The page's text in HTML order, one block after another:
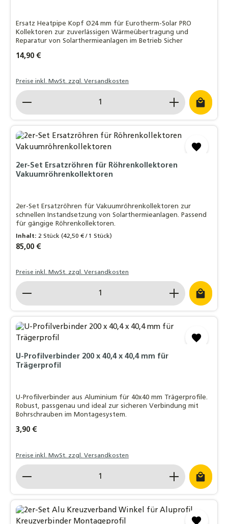
Ersatz Heatpipe Kopf Ø24 mm für Eurotherm-Solar PRO
Kollektoren zur zuverlässigen Wärmeübertragung und
Reparatur von Solarthermieanlagen im Betrieb Sicher
Regulärer Preis:
14,90 €
Preise inkl. MwSt. zzgl. Versandkosten
Produkt Anzahl: Gib den gewünschten Wert
2er-Set Ersatzröhren für Röhrenkollektoren
Vakuumröhrenkollektoren
2er-Set Ersatzröhren für Vakuumröhrenkollektoren zur
schnellen Instandsetzung von Solarthermieanlagen. Passend
für gängige Röhrenkollektoren.
Inhalt:2 Stück(42,50 € / 1 Stück)
Regulärer Preis:
85,00 €
Preise inkl. MwSt. zzgl. Versandkosten
Produkt Anzahl: Gib den gewünschten Wert
U-Profilverbinder 200 x 40,4 x 40,4 mm für
Trägerprofil
U-Profilverbinder aus Aluminium für 40x40 mm Trägerprofile.
Robust, passgenau und ideal zur sicheren Verbindung mit
Bohrschrauben im Montagesystem.
Regulärer Preis:
3,90 €
Preise inkl. MwSt. zzgl. Versandkosten
Produkt Anzahl: Gib den gewünschten Wert